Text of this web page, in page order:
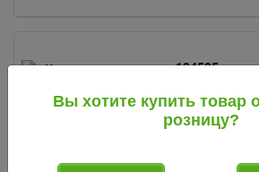
код 134525
предметов)
(Бест Лав) синий
Вы хотите купить товар
розницу?